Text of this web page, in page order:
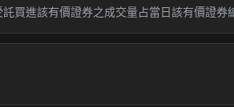
買進該有價證券之成交量占當日該有價證券